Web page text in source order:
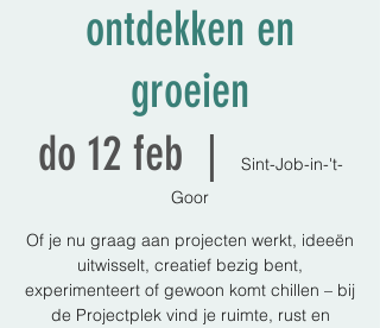
ontdekken en
groeien
do 12 feb
Sint-Job-in-'t-
Goor
Of je nu graag aan projecten werkt, ideeën
uitwisselt, creatief bezig bent,
experimenteert of gewoon komt chillen – bij
de Projectplek vind je ruimte, rust en